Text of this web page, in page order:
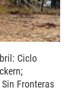
Ciclo
Fronteras